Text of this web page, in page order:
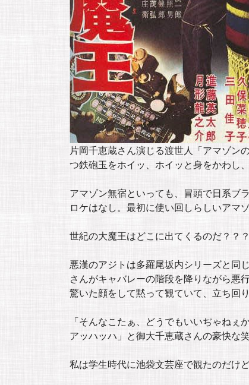
片岡千恵蔵さん演じる渡世人「アマゾン
つ鉄砲玉をホイッ、ホイッと身をかわし
アマゾン無宿といっても、冒頭で日系ブ
ロケはなし。最初に使い回しらしいアマ
世紀の大魔王はどこに出てくるのだ？？
悪漢のアジトは多羅尾坂内シリーズと同
さんがキャバレーの階段を降りながら悪
驚いた顔をして黙って観ていて、立ち回
「そんなこたぁ、どうでもいいぢゃねぇ
アッハッハ」と御大千恵蔵さんの豪快な
私は学生時代に池袋文芸座で観たのだけ